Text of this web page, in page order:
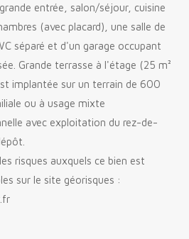
entrée, salon/séjour, cuisine
(avec placard), une salle de
séparé et d'un garage occupant
Grande terrasse à l'étage (25 m²
implantée sur un terrain de 600
ou à usage mixte
avec exploitation du rez-de-
risques auxquels ce bien est
sur le site géorisques :